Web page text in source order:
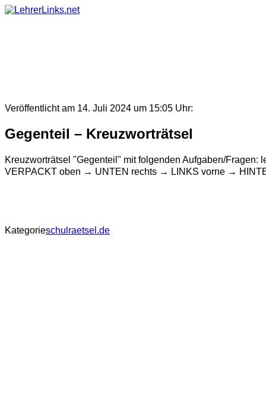
Skip
Veröffentlicht am 14. Juli 2024 um 15:05 Uhr:
Gegenteil – Kreuzworträtsel
Kreuzworträtsel "Gegenteil" mit folgenden Aufgaben/
VERPACKT oben → UNTEN rechts → LINKS vorne →
Kategorieschulraetsel.de